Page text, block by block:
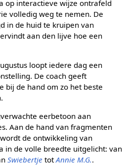
op interactieve wijze ontrafeld
volledig weg te nemen. De
in de huid te kruipen van
aan den lijve hoe een
loopt iedere dag een
De coach geeft
bij de hand om zo het beste
eerbetoon aan
Aan de hand van fragmenten
de ontwikkeling van
in de volle breedte uitgelicht: van
Swiebertje totAnnie M.G..